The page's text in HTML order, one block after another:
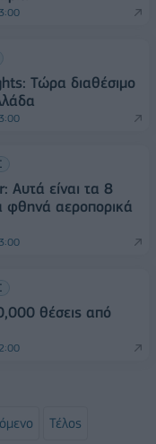
Τώρα διαθέσιμο
Αυτά είναι τα 8
φθηνά αεροπορικά
θέσεις από
Τέλος